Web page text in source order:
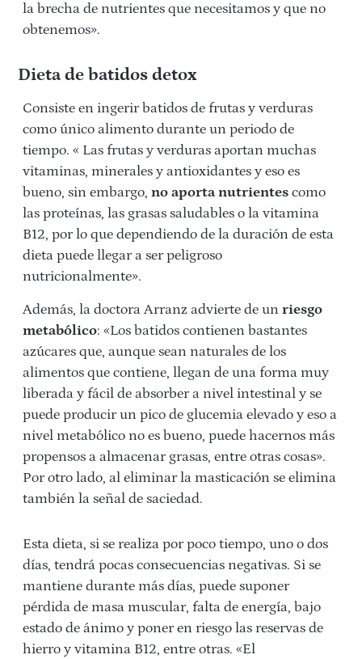
la brecha de nutrientes que necesitamos y que no
obtenemos».
Dieta de batidos detox
Consiste en ingerir batidos de frutas y verduras
como único alimento durante un periodo de
tiempo. « Las frutas y verduras aportan muchas
vitaminas, minerales y antioxidantes y eso es
bueno, sin embargo, no aporta nutrientes como
las proteínas, las grasas saludables o la vitamina
B12, por lo que dependiendo de la duración de esta
dieta puede llegar a ser peligroso
nutricionalmente».
Además, la doctora Arranz advierte de un riesgo
metabólico: «Los batidos contienen bastantes
azúcares que, aunque sean naturales de los
alimentos que contiene, llegan de una forma muy
liberada y fácil de absorber a nivel intestinal y se
puede producir un pico de glucemia elevado y eso a
nivel metabólico no es bueno, puede hacernos más
propensos a almacenar grasas, entre otras cosas».
Por otro lado, al eliminar la masticación se elimina
también la señal de saciedad.
Esta dieta, si se realiza por poco tiempo, uno o dos
días, tendrá pocas consecuencias negativas. Si se
mantiene durante más días, puede suponer
pérdida de masa muscular, falta de energía, bajo
estado de ánimo y poner en riesgo las reservas de
hierro y vitamina B12, entre otras. «El